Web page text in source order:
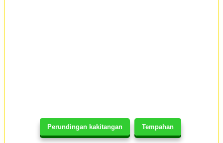
Perundingan kakitangan Tempahan